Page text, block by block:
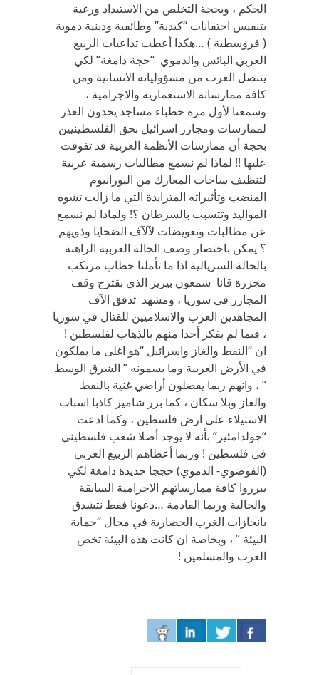
الحكم ، وبحجة التخلص من الاستبداد ورغبة
بتنفيس احتقانات “كيدية” وطائفية ودينية دموية
( قروسطية ) …هكذا أعطت تداعيات الربيع
العربي البائس والدموي “حجة دامغة” لكي
يتنصل الغرب من مسؤولياته الانسانية ومن
كافة ممارساته الاستعمارية والاجرامية ،
وسمعنا لأول مرة خطباء مساجد يجدون العذر
لممارسات ومجازر اسرائيل بحق الفلسطينيين
بحجة أن ممارسات الأنظمة العربية قد تفوقت
عليها !! لماذا لم نسمع مطالبات رسمية عربية
لتنظيف ساحات المعارك من اليورانيوم
المنضب وتأثيراته المتزايدة التي ما زالت تشوه
المواليد وتتسبب بالسرطان ؟! ولماذا لم نسمع
عن مطالبات وتعويضات لآلآف الضحايا وذويهم
؟ يمكن باختصار وصف الحالة العربية الراهنة
بالحالة السريالية اذا ما تأملنا خطاب مرتكب
مجزرة قانا شمعون بيريز الذي بقترح وقف
المجازر في سوريا ، ومشهد تدفق الآف
المجاهدين العرب والاسلاميين للقتال في سوريا
، فيما لم يفكر أحدا منهم بالذهاب لفلسطين !
ان “النفط والغاز واسرائيل “هو اغلى ما يملكون
في الأرض العربية وما يسمونه ” الشرق الوسط
” ، وانهم ربما يفضلون أراضي غنية بالنفط
والغاز وبلا سكان ، كما برر شامير كاذبا اسباب
الاستيلاء على ارض فلسطين ، وكما ادعت
“جولدامئير” بأنه لا يوجد أصلا شعب فلسطيني
في فلسطين ! وربما أعطاهم الربيع العربي
(الفوضوي- الدموي) حججا جديدة دامغة لكي
يبرروا كافة ممارساتهم الاجرامية السابقة
والحالية وربما القادمة …دعونا فقط نتشدق
بانجازات الغرب الحضارية في مجال “حماية
البيئة ” ، وبخاصة ان كانت هذه البيئة تخص
العرب والمسلمين !